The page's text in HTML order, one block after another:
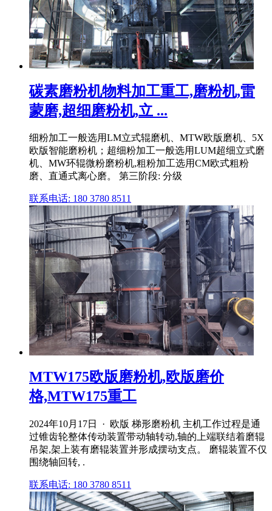
碳素磨粉机物料加工重工,磨粉机,雷
蒙磨,超细磨粉机,立 ...
细粉加工一般选用LM立式辊磨机、MTW欧版磨机、5X
欧版智能磨粉机；超细粉加工一般选用LUM超细立式磨
机、MW环辊微粉磨粉机,粗粉加工选用CM欧式粗粉
磨、直通式离心磨。 第三阶段: 分级
联系电话: 180 3780 8511
MTW175欧版磨粉机,欧版磨价
格,MTW175重工
2024年10月17日 · 欧版 梯形磨粉机 主机工作过程是通
过锥齿轮整体传动装置带动轴转动,轴的上端联结着磨辊
吊架,架上装有磨辊装置并形成摆动支点。 磨辊装置不仅
围绕轴回转, .
联系电话: 180 3780 8511